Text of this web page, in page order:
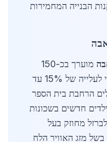
הבנייה המחמירות
מוערך בכ-150
מיליון ש"ח בשנה זו, עם צפי לעלייה של 15% עד
כוללים הרחבת בית הספר
חדשים בשכונות
מחוזק בעל
בשל מזג האוויר הלח